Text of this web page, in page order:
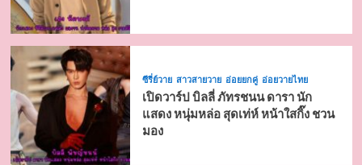
ซีรี่ย์วาย สาวสายวาย อ่อยยกคู่ อ่อยวายไทย
เปิดวาร์ป บิลลี่ ภัทรชนน ดารา นัก
แสดง หนุ่มหล่อ สุดเท่ห์ หน้าใสกิ๊ง ชวน
มอง